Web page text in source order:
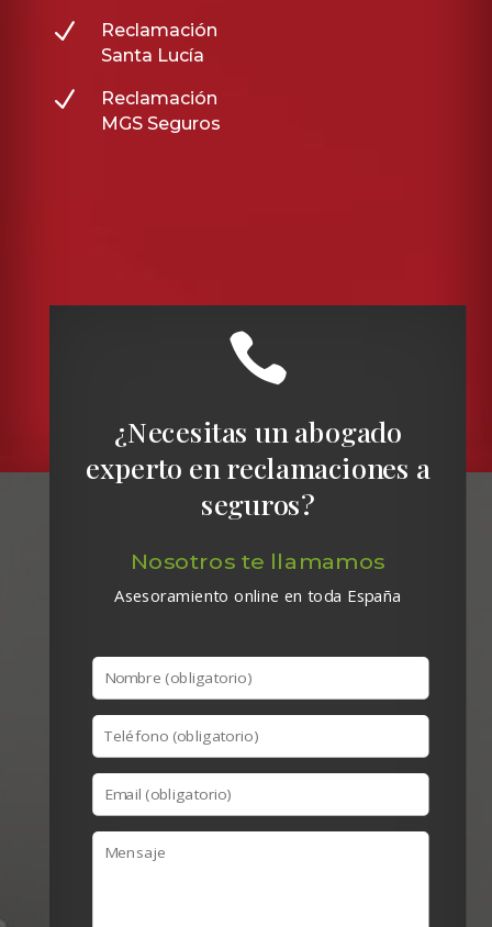
N
Reclamación
Santa Lucía
N
Reclamación
MGS Seguros

¿Necesitas un abogado
experto en reclamaciones a
seguros?
Nosotros te llamamos
Asesoramiento online en toda España